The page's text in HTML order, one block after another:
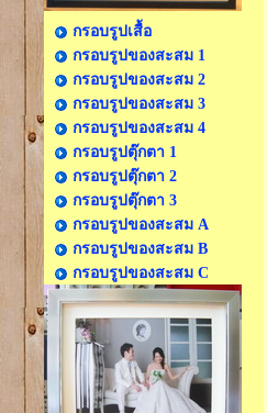
กรอบรูปเสื้อ
กรอบรูปของสะสม 1
กรอบรูปของสะสม 2
กรอบรูปของสะสม 3
กรอบรูปของสะสม 4
กรอบรูปตุ๊กตา 1
กรอบรูปตุ๊กตา 2
กรอบรูปตุ๊กตา 3
กรอบรูปของสะสม A
กรอบรูปของสะสม B
กรอบรูปของสะสม C